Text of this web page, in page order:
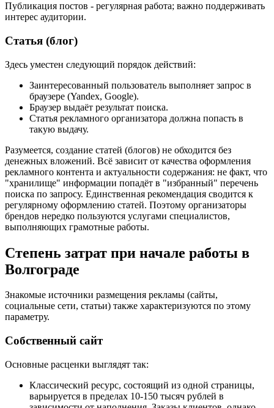
Публикация постов - регулярная работа; важно поддерживать
интерес аудитории.
Статья (блог)
Здесь уместен следующий порядок действий:
Заинтересованный пользователь выполняет запрос в
браузере (Yandex, Google).
Браузер выдаёт результат поиска.
Статья рекламного организатора должна попасть в
такую выдачу.
Разумеется, создание статей (блогов) не обходится без
денежных вложений. Всё зависит от качества оформления
рекламного контента и актуальности содержания: не факт, что
"хранилище" информации попадёт в "избранный" перечень
поиска по запросу. Единственная рекомендация сводится к
регулярному оформлению статей. Поэтому организаторы
брендов нередко пользуются услугами специалистов,
выполняющих грамотные работы.
Степень затрат при начале работы в
Волгограде
Знакомые источники размещения рекламы (сайты,
социальные сети, статьи) также характеризуются по этому
параметру.
Собственный сайт
Основные расценки выглядят так:
Классический ресурс, состоящий из одной страницы,
варьируется в пределах 10-150 тысяч рублей в